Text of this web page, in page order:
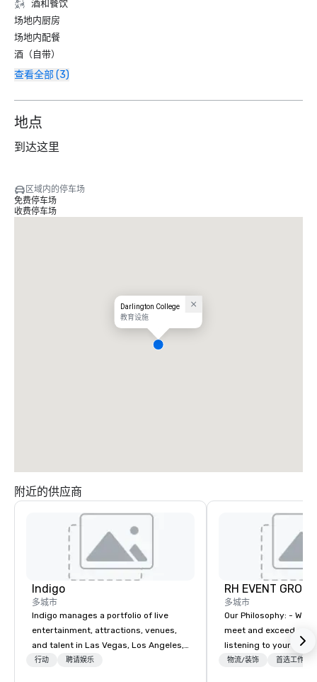
酒和餐饮
场地内厨房
场地内配餐
酒（自带）
查看全部 (3)
地点
到达这里
区域内的停车场
免费停车场
收费停车场
Darlington College
教育设施
附近的供应商
Indigo
多城市
Indigo manages a portfolio of live
entertainment, attractions, venues,
and talent in Las Vegas, Los Angeles,
and Atlantic City. We specialize in
行动 聘请娱乐
RH EVENT
多城市
Our Philosophy: - We consistently
meet and exceed
listening to your
sure you gain the
物流/装饰 首选工作人